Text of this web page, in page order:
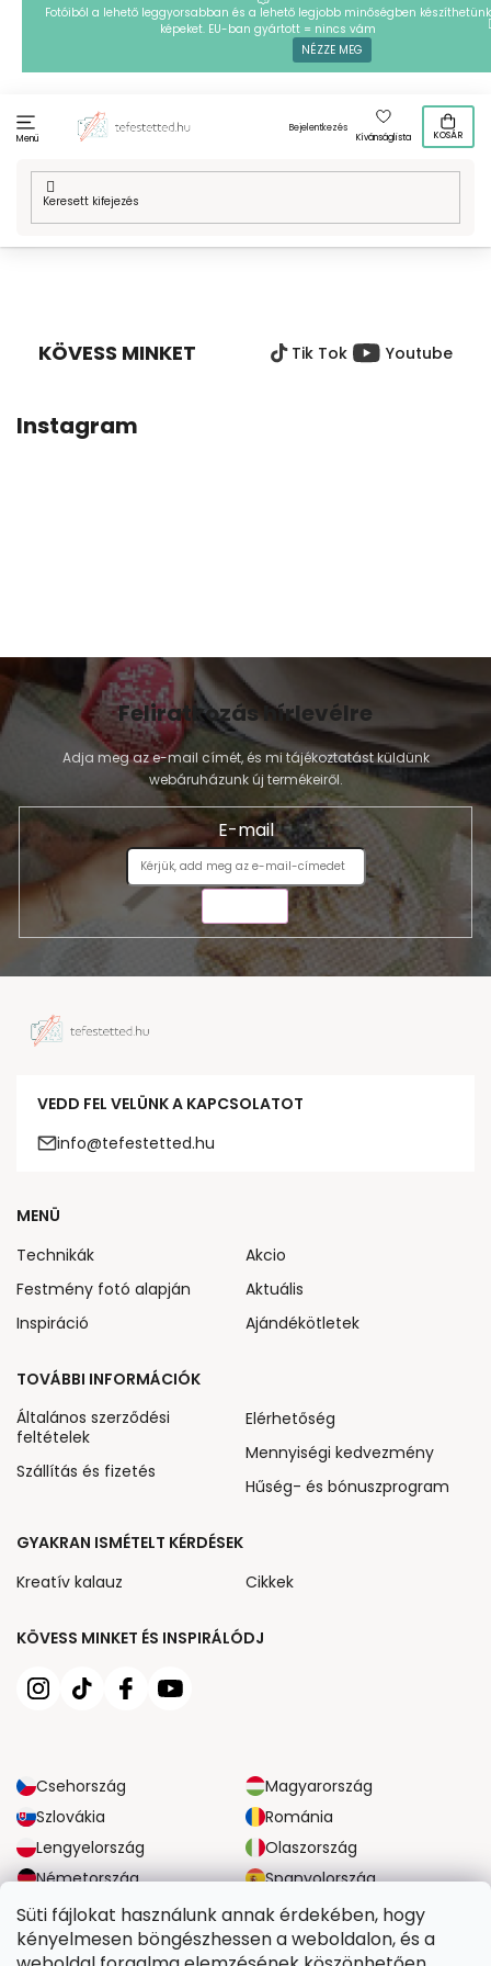
Süti fájlokat használunk annak érdekében, hogy
kényelmesen böngészhessen a weboldalon, és a
Ugrás
tartalomhoz
Fotóiból a lehető leggyorsabban és a lehető legjobb minőségben készíthetünk
képeket. EU-ban gyártott = nincs vám
NÉZZE MEG
Menü
Bejelentkezés
Kívánságlista
KOSÁR
Kezdőlap
Technikák / Vasalható gyöngyök
Virágok / Vasalható gyöngyök - Egzotikus virágok
KÖVESS MINKET Tik Tok Youtube
Instagram
Feliratkozás hírlevélre
Adja meg az e-mail címét, és mi tájékoztatást küldünk
webáruházunk új termékeiről.
E-mail
VEDD FEL VELÜNK A KAPCSOLATOT
info@tefestetted.hu
KÖVESS MINKET ÉS INSPIRÁLÓDJ
Csehország
Magyarország
Szlovákia
Románia
Lengyelország
Olaszország
Németország
Spanyolország
Nagy-Britannia
Ausztria
MENÜ
Technikák
Festmény fotó alapján
Inspiráció
Akcio
Aktuális
Ajándékötletek
TOVÁBBI INFORMÁCIÓK
Általános szerződési
feltételek
Szállítás és fizetés
Elérhetőség
Mennyiségi kedvezmény
Hűség- és bónuszprogram
GYAKRAN ISMÉTELT KÉRDÉSEK
Kreatív kalauz
Cikkek